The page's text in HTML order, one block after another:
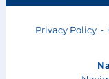
Privacy Policy-